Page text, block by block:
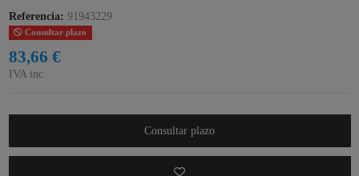
Referencia: 91943229
Consultar plazo
83,66 €
IVA inc.
Consultar plazo